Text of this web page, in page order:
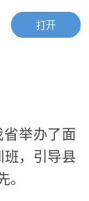
举办了面
，引导县
打开